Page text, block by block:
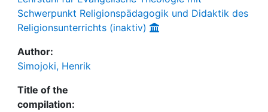
Schwerpunkt Religionspädagogik und Didaktik des
Religionsunterrichts (inaktiv)
Author:
Simojoki, Henrik
Title of the
compilation: